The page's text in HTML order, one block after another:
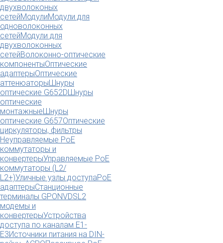
двухволоконых
сетейМодулиМодули для
одноволоконных
сетейМодули для
двухволоконных
сетейВолоконно-оптические
компонентыОптические
адаптерыОптические
аттенюаторыШнуры
оптические G652DШнуры
оптические
монтажныеШнуры
оптические G657Оптические
циркуляторы, фильтры
Неуправляемые PoE
коммутаторы и
конвертерыУправляемые PoE
коммутаторы (L2/
L2+)Уличные узлы доступаPoE
адаптерыСтанционные
терминалы GPONVDSL2
модемы и
конвертерыУстройства
доступа по каналам E1-
E3Источники питания на DIN-